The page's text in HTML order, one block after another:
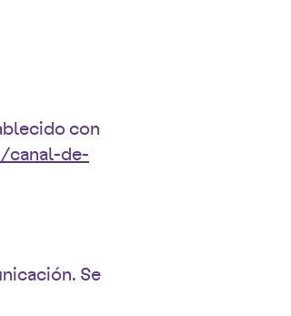
con
de-
Se